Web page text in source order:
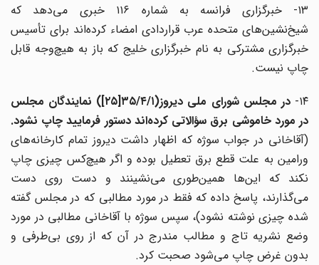
۱۳- خبرگزاری فرانسه به شماره ۱۱۶ خبری می‌دهد که
شیخ‌نشین‌های متحده عرب قراردادی امضاء کرده‌اند برای تأسیس
خبرگزاری مشترکی به نام خبرگزاری خلیج که باز به هیچ‌وجه قابل
چاپ نیست.
در مجلس شورای ملی دیروز(۳۵/۴/۱[۲۵]) نمایندگان مجلس
در مورد خاموشی برق سؤالاتی کرده‌اند دستور فرمایید چاپ نشود.
(آقاخانی در جواب سوژه‌ که اظهار داشت دیروز تمام کارخانه‌های
ورامین به علت قطع برق تعطیل بوده و اگر هیچ‌کس چیزی چاپ
نکند که این‌ها همین‌طوری می‌نشینند و دست روی دست
می‌گذارند، پاسخ داده که فقط در مورد مطالبی که در مجلس گفته
شده چیزی نوشته نشود)، سپس سوژه با آقاخانی مطالبی در مورد
وضع نشریه تاج و مطالب مندرج در آن که از روی بی‌طرفی و
بدون غرض چاپ می‌شود صحبت کرد.